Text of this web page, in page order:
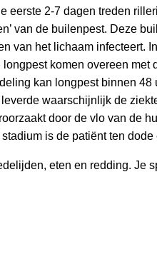
eerste 2-7 dagen treden
van de builenpest. Deze
van het lichaam
komen overeen
kan longpest binnen
waarschijnlijk de
door de vlo van de
is de patiënt ten
eten en redding. Je